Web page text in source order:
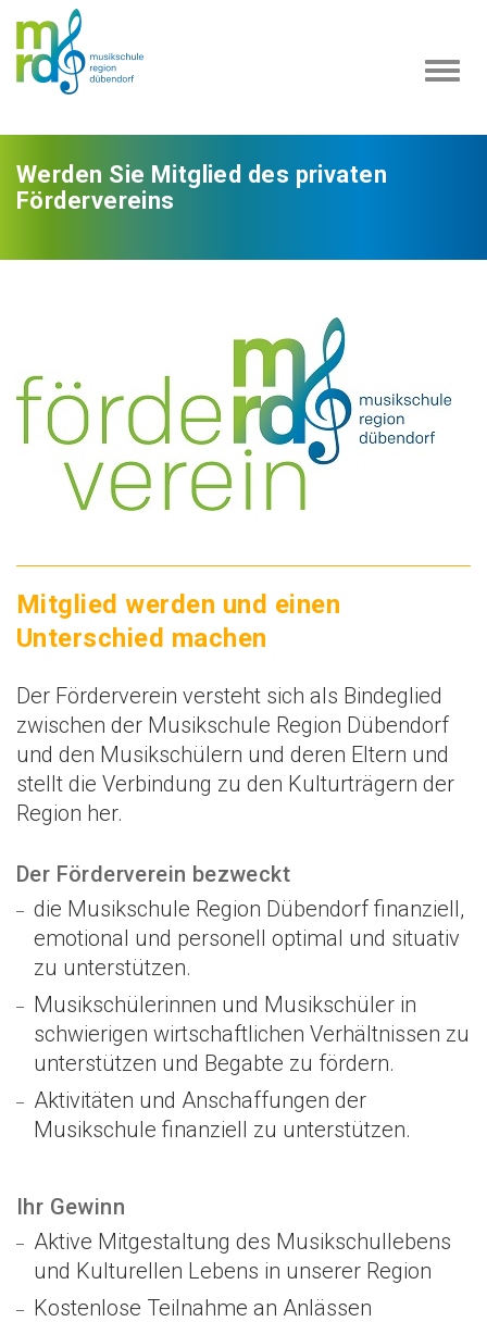
Werden Sie Mitglied des privaten
Fördervereins
Mitglied werden und einen
Unterschied machen
Der Förderverein versteht sich als Bindeglied
zwischen der Musikschule Region Dübendorf
und den Musikschülern und deren Eltern und
stellt die Verbindung zu den Kulturträgern der
Region her.
Der Förderverein bezweckt
die Musikschule Region Dübendorf finanziell,
emotional und personell optimal und situativ
zu unterstützen.
Musikschülerinnen und Musikschüler in
schwierigen wirtschaftlichen Verhältnissen zu
unterstützen und Begabte zu fördern.
Aktivitäten und Anschaffungen der
Musikschule finanziell zu unterstützen.
Ihr Gewinn
Aktive Mitgestaltung des Musikschullebens
und Kulturellen Lebens in unserer Region
Kostenlose Teilnahme an Anlässen